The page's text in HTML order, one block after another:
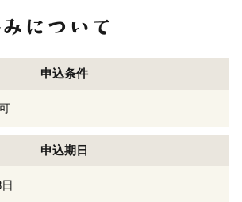
申込条件
申込期日